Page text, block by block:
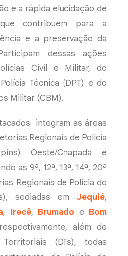
e a rápida elucidação de
contribuem para a
e a preservação da
dessas ações
Civil e Militar, do
Técnica (DPT) e do
Militar (CBM).
integram as áreas
Regionais de Polícia
Oeste/Chapada e
as 9ª, 12ª, 13ª, 14ª, 20ª
Regionais de Polícia do
sediadas em Jequié,
, Irecê, Brumado e Bom
além de
(DTs), todas